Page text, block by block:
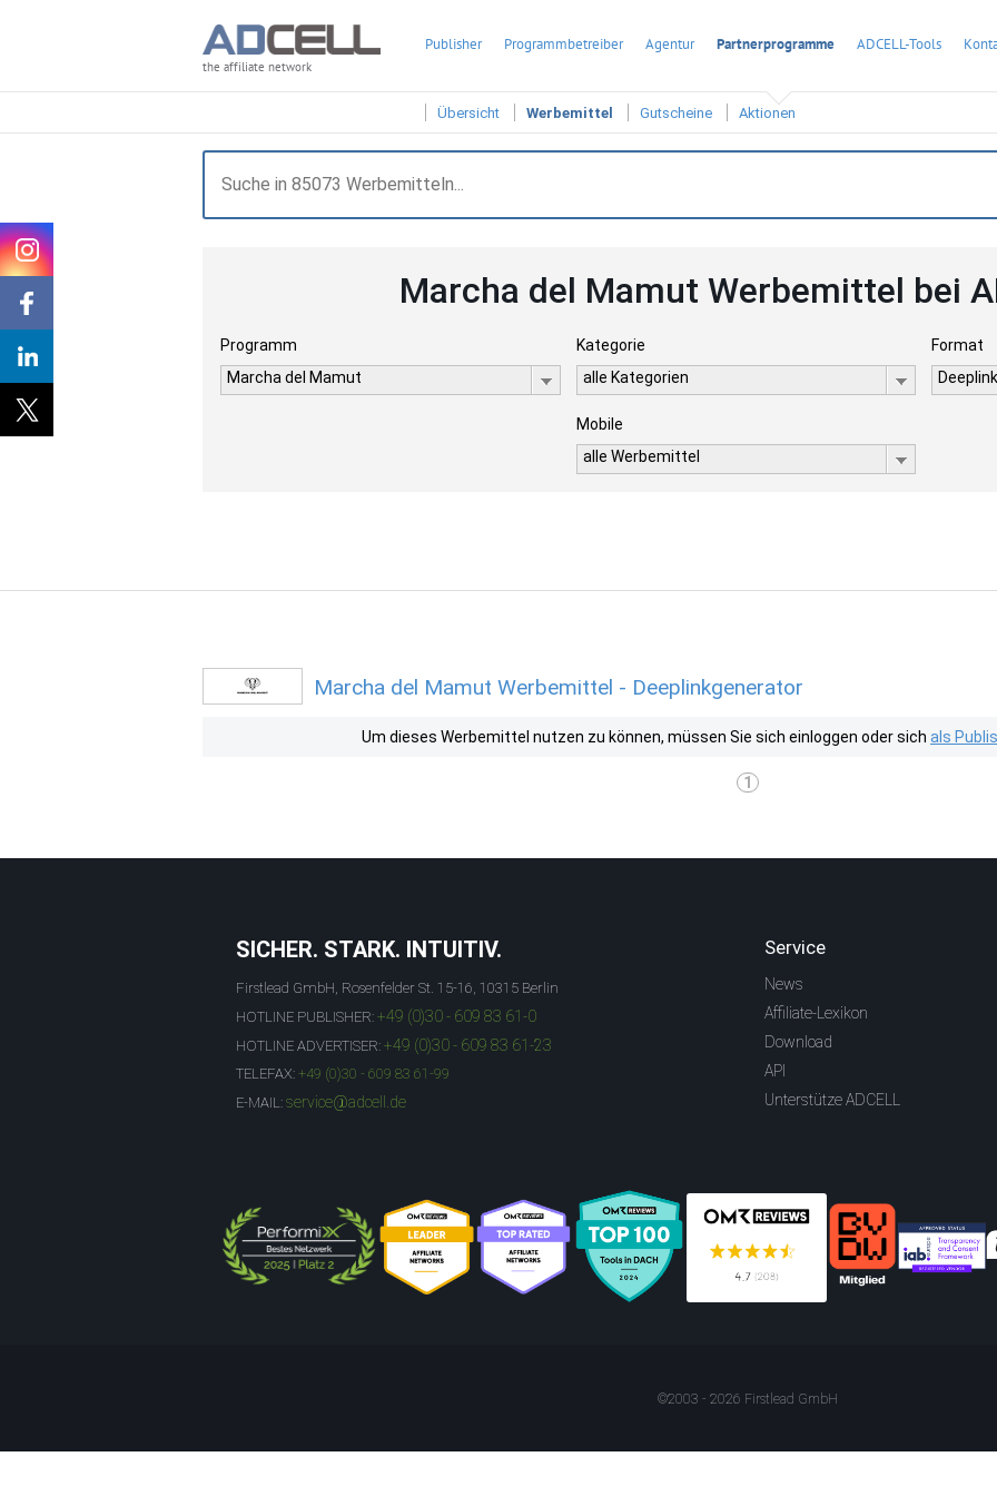
the affiliate network
Publisher Programmbetreiber Agentur Partnerprogramme ADCELL-Tools
Übersicht Werbemittel Gutscheine Aktionen
Marcha del Mamut Werbemittel bei
Programm
Marcha del Mamut
Kategorie
alle Kategorien
Format
Mobile
alle Werbemittel
Marcha del Mamut Werbemittel - Deeplinkgenerator
Um dieses Werbemittel nutzen zu können, müssen Sie sich einloggen oder sich als
1
SICHER. STARK. INTUITIV.
Firstlead GmbH, Rosenfelder St. 15-16, 10315 Berlin
HOTLINE PUBLISHER: +49 (0)30 - 609 83 61-0
HOTLINE ADVERTISER: +49 (0)30 - 609 83 61-23
TELEFAX: +49 (0)30 - 609 83 61-99
E-MAIL: service@adcell.de
Service
News
Affiliate-Lexikon
Download
API
Unterstütze ADCELL
©2003 - 2026 Firstlead GmbH